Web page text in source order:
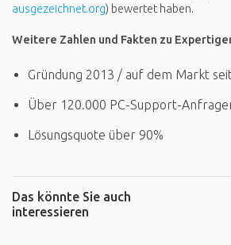
ausgezeichnet.org) bewertet haben.
Weitere Zahlen und Fakten zu
Gründung 2013 / auf dem Markt
Über 120.000 PC-Support-
Lösungsquote über 90%
Das könnte Sie auch
interessieren